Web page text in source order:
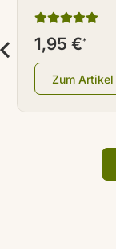
1,95 €*
Zum Artikel